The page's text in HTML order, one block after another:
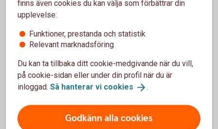
New Energy – om du:
Vill spara i innovativa och teknikfokuserade
Vill investera i ett långsiktigt tema med
hållbarhetsfokus
finns även cookies du kan välja som förbättrar din
upplevelse:
Funktioner, prestanda och statistik
Relevant marknadsföring
Du kan ta tillbaka ditt cookie-medgivande när du vill,
på cookie-sidan eller under din profil när du är
inloggad. Så hanterar vi cookies .
Godkänn alla cookies